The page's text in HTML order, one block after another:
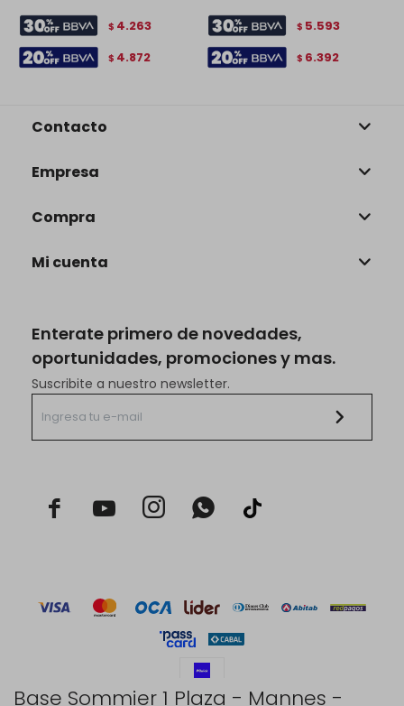
Base Sommier 1 Plaza - Mannes -
$ 4.263
$ 4.872
$ 5.593
$ 6.392
Enterate primero de novedades,
oportunidades, promociones y mas.
Suscribite a nuestro newsletter.
  
Contacto
Empresa
Compra
Mi cuenta